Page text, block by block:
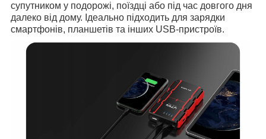
супутником у подорожі, поїздці або під час довгого дня
далеко від дому. Ідеально підходить для зарядки
смартфонів, планшетів та інших USB-пристроїв.